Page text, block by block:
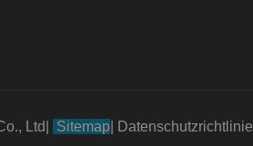
Ltd Sitemap Datenschutzrichtlinie